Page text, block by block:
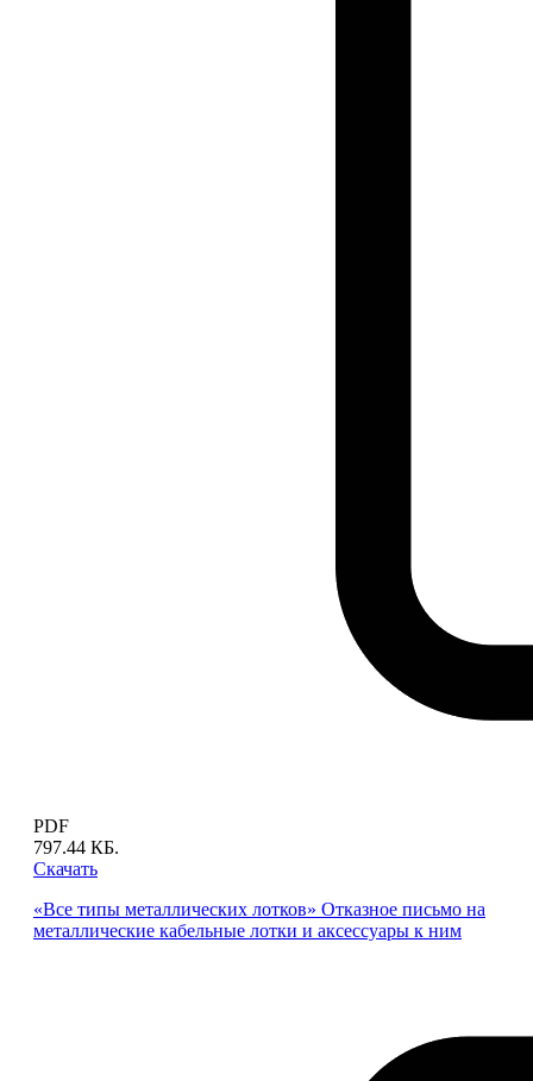
PDF
797.44 КБ.
Скачать
«Все типы металлических лотков» Отказное письмо на
металлические кабельные лотки и аксессуары к ним